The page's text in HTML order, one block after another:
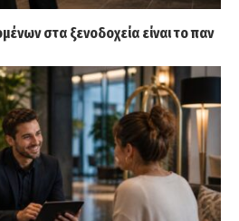
στα ξενοδοχεία είναι το παν